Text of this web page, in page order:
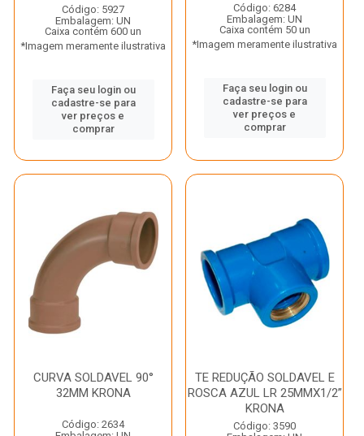
Código: 5927
Embalagem: UN
Caixa contém 600 un
*Imagem meramente ilustrativa
Faça seu login ou
cadastre-se para
ver preços e
comprar
Código: 6284
Embalagem: UN
Caixa contém 50 un
*Imagem meramente ilustrativa
Faça seu login ou
cadastre-se para
ver preços e
comprar
CURVA SOLDAVEL 90°
32MM KRONA
Código: 2634
TE REDUÇÃO SOLDAVEL E
ROSCA AZUL LR 25MMX1/2”
KRONA
Código: 3590